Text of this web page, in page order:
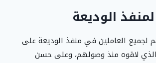
الوديعة
لجميع العاملين في منفذ الوديعة على
الذي لاقوه منذ وصولهم، وعلى حسن